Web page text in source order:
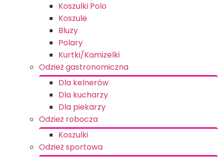
Koszulki Polo
Koszule
Bluzy
Polary
Kurtki/Kamizelki
Odzież gastronomiczna
Dla kelnerów
Dla kucharzy
Dla piekarzy
Odzież robocza
Koszulki
Odzież sportowa